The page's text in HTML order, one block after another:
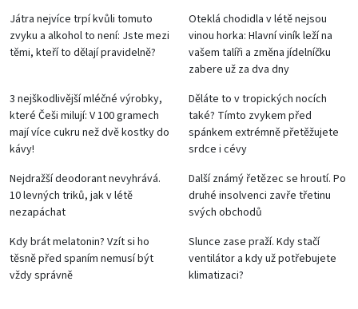
Játra nejvíce trpí kvůli tomuto
zvyku a alkohol to není: Jste mezi
těmi, kteří to dělají pravidelně?
Oteklá chodidla v létě nejsou
vinou horka: Hlavní viník leží na
vašem talíři a změna jídelníčku
zabere už za dva dny
3 nejškodlivější mléčné výrobky,
které Češi milují: V 100 gramech
mají více cukru než dvě kostky do
kávy!
Děláte to v tropických nocích
také? Tímto zvykem před
spánkem extrémně přetěžujete
srdce i cévy
Nejdražší deodorant nevyhrává.
10 levných triků, jak v létě
nezapáchat
Další známý řetězec se hroutí. Po
druhé insolvenci zavře třetinu
svých obchodů
Kdy brát melatonin? Vzít si ho
těsně před spaním nemusí být
vždy správně
Slunce zase praží. Kdy stačí
ventilátor a kdy už potřebujete
klimatizaci?